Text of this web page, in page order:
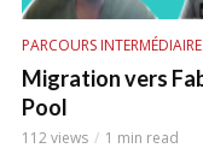
PARCOURS INTERMÉDIAIRE
Migration vers
Pool
112 views 1 min read